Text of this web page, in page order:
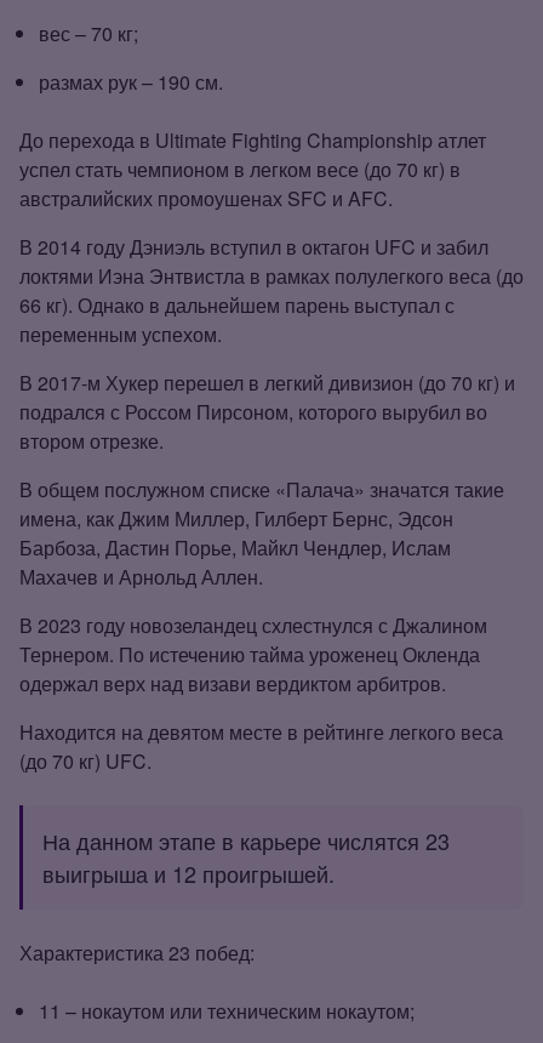
вес – 70 кг;
размах рук – 190 см.
До перехода в Ultimate Fighting Championship атлет
успел стать чемпионом в легком весе (до 70 кг) в
австралийских промоушенах SFC и AFC.
В 2014 году Дэниэль вступил в октагон UFC и забил
локтями Иэна Энтвистла в рамках полулегкого веса (до
66 кг). Однако в дальнейшем парень выступал с
переменным успехом.
В 2017‑м Хукер перешел в легкий дивизион (до 70 кг) и
подрался с Россом Пирсоном, которого вырубил во
втором отрезке.
В общем послужном списке «Палача» значатся такие
имена, как Джим Миллер, Гилберт Бернс, Эдсон
Барбоза, Дастин Порье, Майкл Чендлер, Ислам
Махачев и Арнольд Аллен.
В 2023 году новозеландец схлестнулся с Джалином
Тернером. По истечению тайма уроженец Окленда
одержал верх над визави вердиктом арбитров.
Находится на девятом месте в рейтинге легкого веса
(до 70 кг) UFC.
На данном этапе в карьере числятся 23
выигрыша и 12 проигрышей.
Характеристика 23 побед:
11 – нокаутом или техническим нокаутом;